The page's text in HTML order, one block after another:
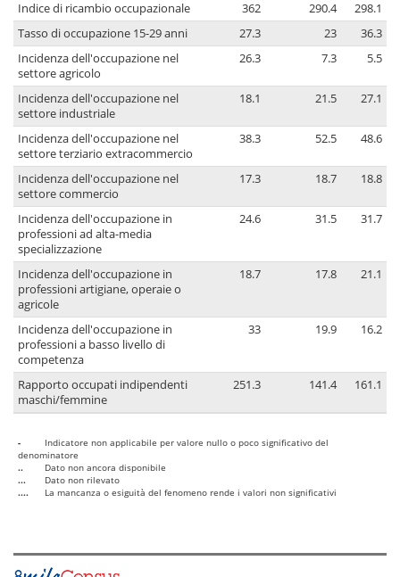
Indice di ricambio occupazionale
362 290.4
298.1
Tasso di occupazione 15-29 anni
27.3 23
36.3
Incidenza dell'occupazione nel
settore agricolo
26.3 7.3 5.5
Incidenza dell'occupazione nel
settore industriale
18.1 21.5 27.1
Incidenza dell'occupazione nel
settore terziario extracommercio
38.3 52.5 48.6
Incidenza dell'occupazione nel
settore commercio
17.3 18.7 18.8
Incidenza dell'occupazione in
professioni ad alta-media
specializzazione
24.6 31.5 31.7
Incidenza dell'occupazione in
professioni artigiane, operaie o
agricole
18.7 17.8 21.1
Incidenza dell'occupazione in
professioni a basso livello di
competenza
33 19.9 16.2
Rapporto occupati indipendenti
maschi/femmine
251.3 141.4 161.1
-
Indicatore non applicabile per valore nullo o poco significativo del
denominatore
..
Dato non ancora disponibile
...
Dato non rilevato
....
La mancanza o esiguità del fenomeno rende i valori non significativi